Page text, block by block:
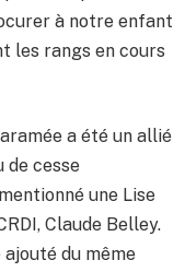
à notre enfant
les rangs en cours
a été un allié
de cesse
une Lise
Claude Belley.
du même